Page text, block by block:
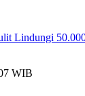
Lindungi
WIB